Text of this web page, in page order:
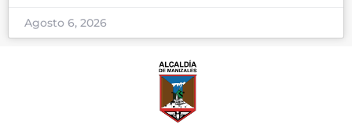
Agosto 6, 2026